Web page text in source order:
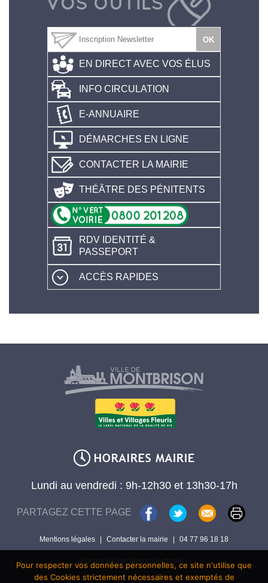
EN DIRECT AVEC VOS ÉLUS
INFO CIRCULATION
E-ANNUAIRE
DÉMARCHES EN LIGNE
CONTACTER LA MAIRIE
THÉÂTRE DES PÉNITENTS
RDV IDENTITÉ &
PASSEPORT
ACCÈS RAPIDES
Lundi au vendredi : 9h-12h30 et 13h30-17h
PARTAGEZ CETTE PAGE
Mentions légales | Contacter la mairie | 04 77 96 18 18
Encore un site Web collectivités !
Pour respecter vos données personnelles, ce site n'utilise que
des Cookies strictement nécessaires et exemptés de